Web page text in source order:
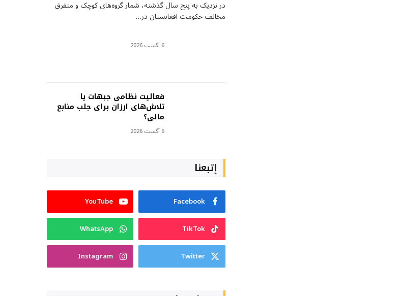
در نزدیک به پنج سال گذشته، شمار گروه‌های کوچک و متفرق
مخالف حکومت افغانستان در…
6 آگست 2026
فعالیت نظامی جبهات یا
تلاش‌های ارزان برای جلب منابع
مالی؟
6 آگست 2026
إتبعنا
Facebook
YouTube
TikTok
WhatsApp
Twitter
Instagram